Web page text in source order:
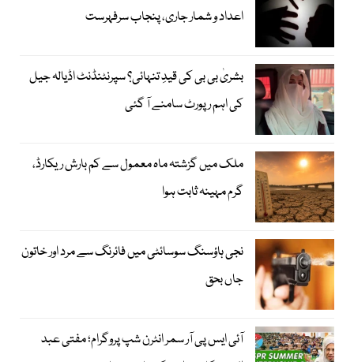
اعداد و شمار جاری، پنجاب سرفہرست
بشریٰ بی بی کی قیدِ تنہائی؟ سپرنٹنڈنٹ اڈیالہ جیل
کی اہم رپورٹ سامنے آ گئی
ملک میں گزشتہ ماہ معمول سے کم بارش ریکارڈ،
گرم مہینہ ثابت ہوا
نجی ہاؤسنگ سوسائٹی میں فائرنگ سے مرد اور خاتون
جاں بحق
آئی ایس پی آر سمر انٹرن شپ پروگرام؛ مفتی عبد